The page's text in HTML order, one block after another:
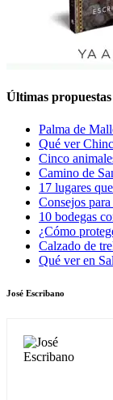
Últimas propuestas
Palma de
Qué ver
Cinco
Camino de
17 lugares
Consejos
10 bodegas
¿Cómo
Calzado de
Qué ver en
José Escribano